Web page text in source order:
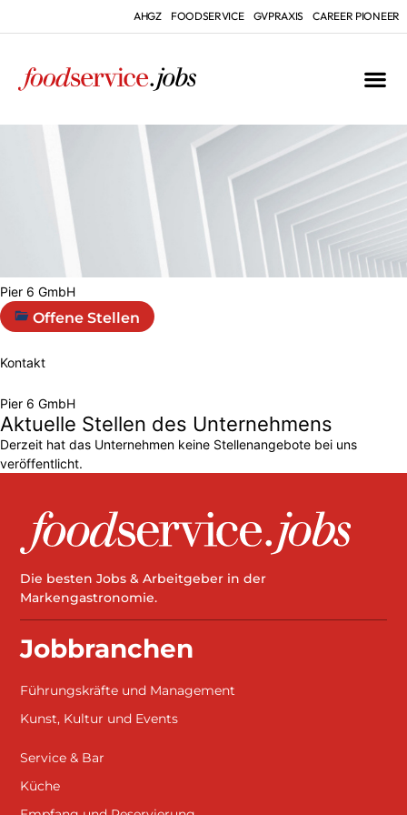
AHGZ FOODSERVICE GVPRAXIS CAREER PIONEER
Pier 6 GmbH
Offene Stellen
Kontakt
Pier 6 GmbH
Aktuelle Stellen des Unternehmens
Derzeit hat das Unternehmen keine Stellenangebote bei uns
veröffentlicht.
Die besten Jobs & Arbeitgeber in der
Markengastronomie.
Jobbranchen
Führungskräfte und Management
Kunst, Kultur und Events
Service & Bar
Küche